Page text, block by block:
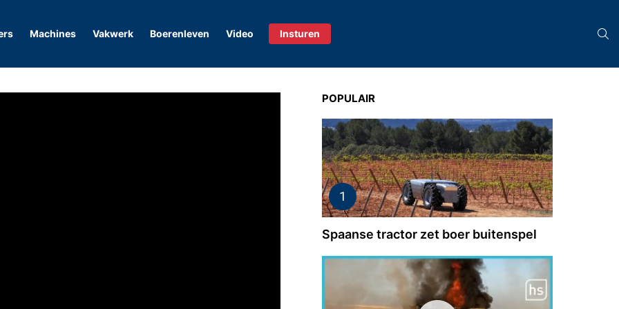
Machines Vakwerk Boerenleven Video Insturen
POPULAIR
Spaanse tractor zet boer buitenspel